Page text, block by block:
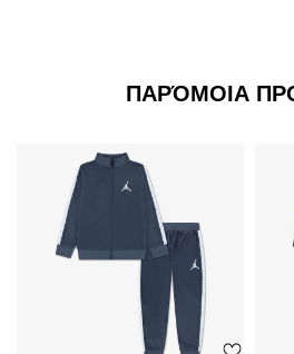
ΠΑΡΌΜΟΙΑ